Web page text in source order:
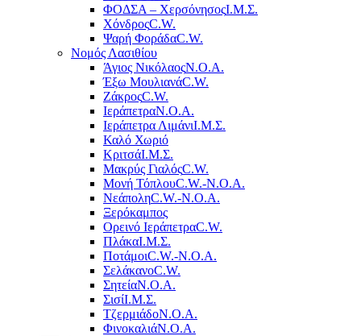
ΦΟΔΣΑ – ΧερσόνησοςΙ.Μ.Σ.
ΧόνδροςC.W.
Ψαρή ΦοράδαC.W.
Νομός Λασιθίου
Άγιος ΝικόλαοςΝ.Ο.Α.
Έξω ΜουλιανάC.W.
ΖάκροςC.W.
ΙεράπετραΝ.Ο.Α.
Ιεράπετρα ΛιμάνιΙ.Μ.Σ.
Καλό Χωριό
ΚριτσάΙ.Μ.Σ.
Μακρύς ΓιαλόςC.W.
Μονή ΤόπλουC.W.-Ν.Ο.Α.
ΝεάποληC.W.-Ν.Ο.Α.
Ξερόκαμπος
Ορεινό ΙεράπετραC.W.
ΠλάκαΙ.Μ.Σ.
ΠοτάμοιC.W.-Ν.Ο.Α.
ΣελάκανοC.W.
ΣητείαΝ.Ο.Α.
ΣισίΙ.Μ.Σ.
ΤζερμιάδοΝ.Ο.Α.
ΦινοκαλιάΝ.Ο.Α.